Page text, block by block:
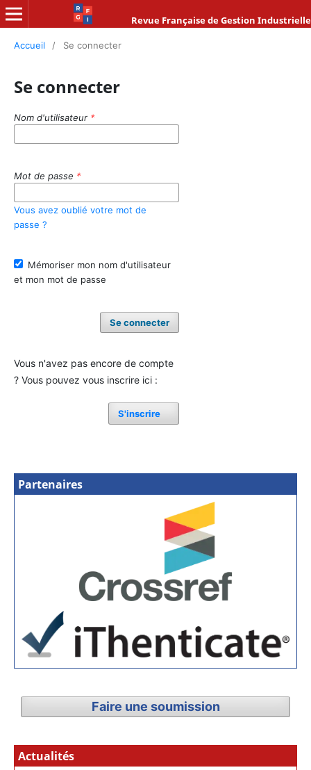
Revue Française de Gestion Industrielle
Accueil / Se connecter
Se connecter
Nom d'utilisateur *
Mot de passe *
Vous avez oublié votre mot de
passe ?
Mémoriser mon nom d'utilisateur
et mon mot de passe
Se connecter
Vous n'avez pas encore de compte
? Vous pouvez vous inscrire ici :
S'inscrire
Partenaires
Faire une soumission
Actualités